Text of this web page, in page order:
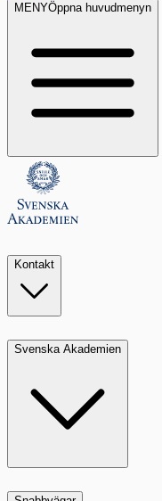
MENYÖppna huvudmenyn
Kontakt
Svenska Akademien